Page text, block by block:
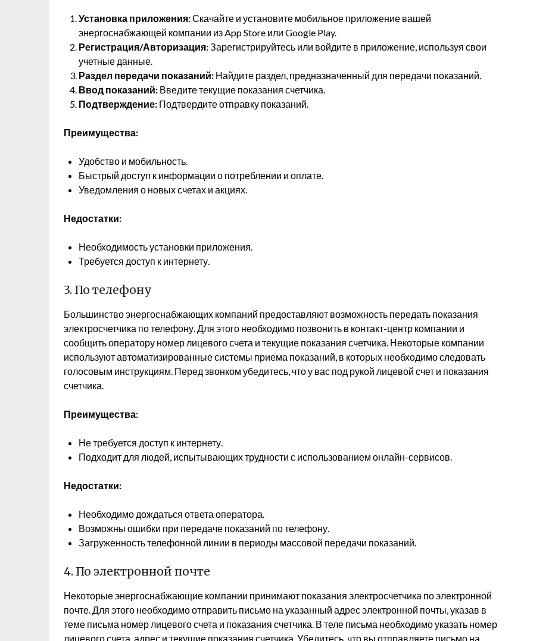
Установка приложения:Скачайте и установите мобильное приложение вашей
энергоснабжающей компании из App Store или Google Play.
Регистрация/Авторизация:Зарегистрируйтесь или войдите в приложение, используя свои
учетные данные.
Раздел передачи показаний: Найдите раздел, предназначенный для передачи показаний.
Ввод показаний: Введите текущие показания счетчика.
Подтверждение: Подтвердите отправку показаний.
Преимущества:
Удобство и мобильность.
Быстрый доступ к информации о потреблении и оплате.
Уведомления о новых счетах и акциях.
Недостатки:
Необходимость установки приложения.
Требуется доступ к интернету.
3. По телефону
Большинство энергоснабжающих компаний предоставляют возможность передать показания
электросчетчика по телефону. Для этого необходимо позвонить в контакт-центр компании и
сообщить оператору номер лицевого счета и текущие показания счетчика. Некоторые компании
используют автоматизированные системы приема показаний, в которых необходимо следовать
голосовым инструкциям. Перед звонком убедитесь, что у вас под рукой лицевой счет и показания
счетчика.
Преимущества:
Не требуется доступ к интернету.
Подходит для людей, испытывающих трудности с использованием онлайн-сервисов.
Недостатки:
Необходимо дождаться ответа оператора.
Возможны ошибки при передаче показаний по телефону.
Загруженность телефонной линии в периоды массовой передачи показаний.
4. По электронной почте
Некоторые энергоснабжающие компании принимают показания электросчетчика по электронной
почте. Для этого необходимо отправить письмо на указанный адрес электронной почты, указав в
теме письма номер лицевого счета и показания счетчика. В теле письма необходимо указать номер
лицевого счета, адрес и текущие показания счетчика. Убедитесь, что вы отправляете письмо на